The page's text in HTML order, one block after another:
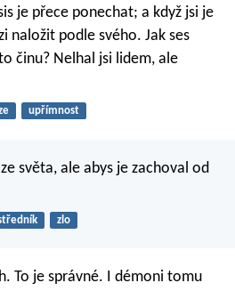
je přece ponechat; a když jsi je
naložit podle svého. Jak ses
činu? Nelhal jsi lidem, ale
upřímnost
světa, ale abys je zachoval od
zlo
To je správné. I démoni tomu